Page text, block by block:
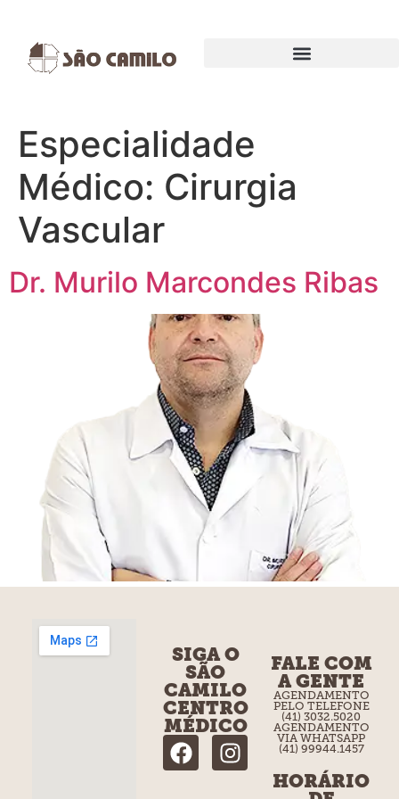
Especialidade
Médico: Cirurgia
Vascular
Dr. Murilo Marcondes Ribas
SIGA O
SÃO
CAMILO
CENTRO
MÉDICO
FALE COM
A GENTE
AGENDAMENTO
PELO TELEFONE
(41) 3032.5020
AGENDAMENTO
VIA WHATSAPP
(41) 99944.1457
HORÁRIO